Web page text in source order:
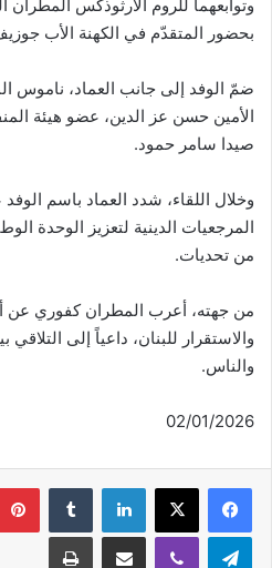
وتوابعهما للروم الأرثوذكس المطران
بحضور المتقدّم في الكهنة الأب
ضمّ الوفد إلى جانب العماد، ناموس
الأمين حسن عز الدين، عضو هيئة
صيدا سامر حمود.
وخلال اللقاء، شدد العماد باسم
المرجعيات الدينية لتعزيز الوحدة
من تحديات.
من جهته، أعرب المطران كفوري عن
والاستقرار للبنان، داعياً إلى
والناس.
02/01/2026 عمدة الإعلام
فيسبوك لينكدإن